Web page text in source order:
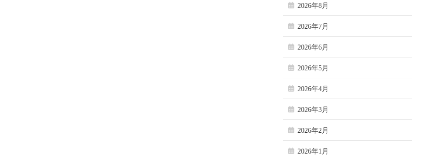
2026年8月
2026年7月
2026年6月
2026年5月
2026年4月
2026年3月
2026年2月
2026年1月